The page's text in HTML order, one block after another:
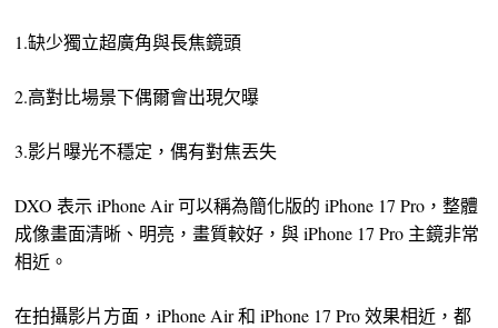
1.缺少獨立超廣角與長焦鏡頭
2.高對比場景下偶爾會出現欠曝
3.影片曝光不穩定，偶有對焦丟失
DXO 表示 iPhone Air 可以稱為簡化版的 iPhone 17 Pro，整體
成像畫面清晰、明亮，畫質較好，與 iPhone 17 Pro 主鏡非常
相近。
在拍攝影片方面，iPhone Air 和 iPhone 17 Pro 效果相近，都